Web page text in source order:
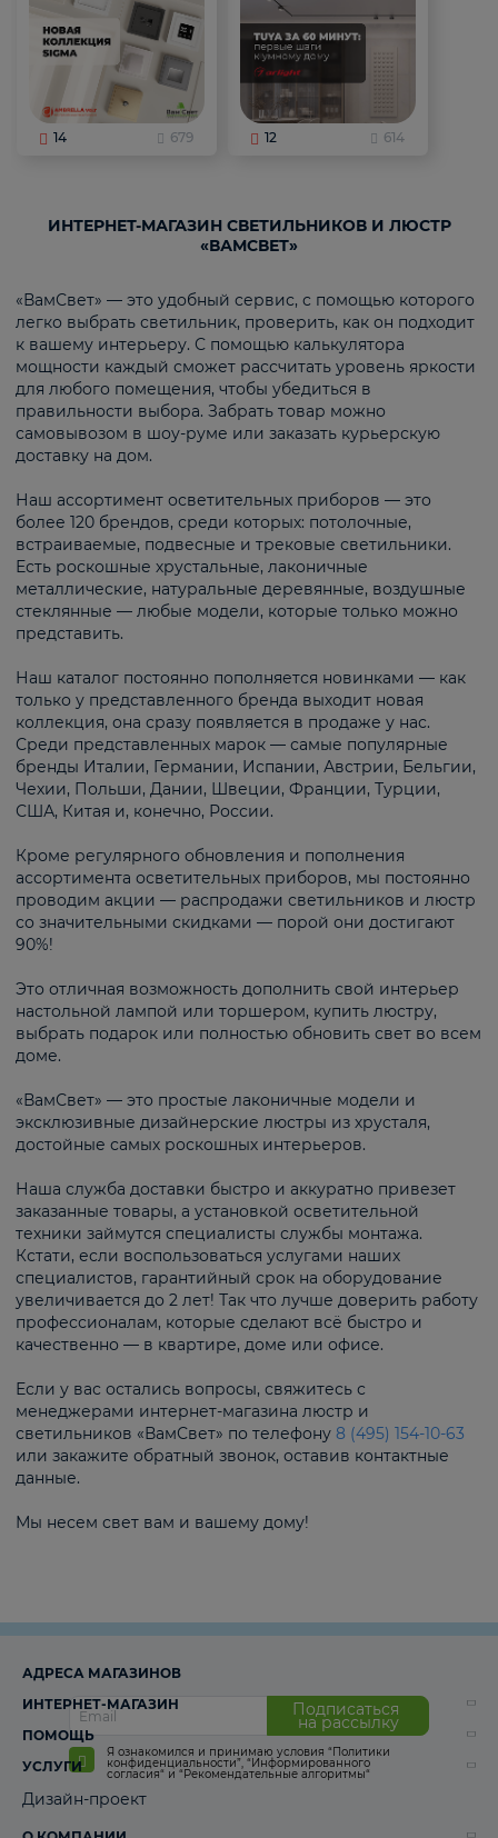
14 679 12 614
ИНТЕРНЕТ-МАГАЗИН СВЕТИЛЬНИКОВ И ЛЮСТР
«ВАМСВЕТ»
«ВамСвет» — это удобный сервис, с помощью которого
легко выбрать светильник, проверить, как он подходит
к вашему интерьеру. С помощью калькулятора
мощности каждый сможет рассчитать уровень яркости
для любого помещения, чтобы убедиться в
правильности выбора. Забрать товар можно
самовывозом в шоу-руме или заказать курьерскую
доставку на дом.
Наш ассортимент осветительных приборов — это
более 120 брендов, среди которых: потолочные,
встраиваемые, подвесные и трековые светильники.
Есть роскошные хрустальные, лаконичные
металлические, натуральные деревянные, воздушные
стеклянные — любые модели, которые только можно
представить.
Наш каталог постоянно пополняется новинками — как
только у представленного бренда выходит новая
коллекция, она сразу появляется в продаже у нас.
Среди представленных марок — самые популярные
бренды Италии, Германии, Испании, Австрии, Бельгии,
Чехии, Польши, Дании, Швеции, Франции, Турции,
США, Китая и, конечно, России.
Кроме регулярного обновления и пополнения
ассортимента осветительных приборов, мы постоянно
проводим акции — распродажи светильников и люстр
со значительными скидками — порой они достигают
90%!
Это отличная возможность дополнить свой интерьер
настольной лампой или торшером, купить люстру,
выбрать подарок или полностью обновить свет во всем
доме.
«ВамСвет» — это простые лаконичные модели и
эксклюзивные дизайнерские люстры из хрусталя,
достойные самых роскошных интерьеров.
Наша служба доставки быстро и аккуратно привезет
заказанные товары, а установкой осветительной
техники займутся специалисты службы монтажа.
Кстати, если воспользоваться услугами наших
специалистов, гарантийный срок на оборудование
увеличивается до 2 лет! Так что лучше доверить работу
профессионалам, которые сделают всё быстро и
качественно — в квартире, доме или офисе.
Если у вас остались вопросы, свяжитесь с
менеджерами интернет-магазина люстр и
светильников «ВамСвет» по телефону 8 (495) 154-10-63
или закажите обратный звонок, оставив контактные
данные.
Мы несем свет вам и вашему дому!
Подписаться
на рассылку
Я ознакомился и принимаю условия “Политики
конфиденциальности”, “Информированного
согласия“ и “Рекомендательные алгоритмы“
АДРЕСА МАГАЗИНОВ
ИНТЕРНЕТ-МАГАЗИН
ПОМОЩЬ
УСЛУГИ
Дизайн-проект